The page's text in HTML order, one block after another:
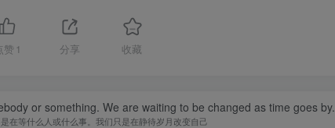
赞 1 分享 收藏
or something. We are waiting to be changed as time goes by.
在等什么人或什么事。我们只是在静待岁月改变自己